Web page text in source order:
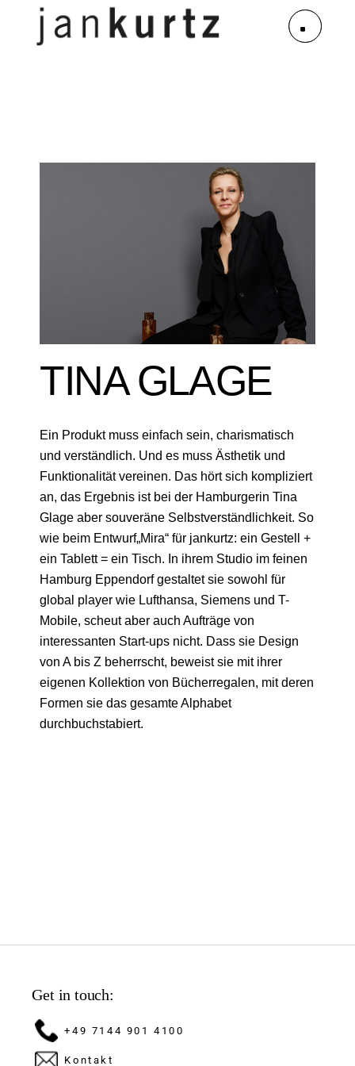
TINA GLAGE
Ein Produkt muss einfach sein, charismatisch
und verständlich. Und es muss Ästhetik und
Funktionalität vereinen. Das hört sich kompliziert
an, das Ergebnis ist bei der Hamburgerin Tina
Glage aber souveräne Selbstverständlichkeit. So
wie beim Entwurf„Mira“ für jankurtz: ein Gestell +
ein Tablett = ein Tisch. In ihrem Studio im feinen
Hamburg Eppendorf gestaltet sie sowohl für
global player wie Lufthansa, Siemens und T-
Mobile, scheut aber auch Aufträge von
interessanten Start-ups nicht. Dass sie Design
von A bis Z beherrscht, beweist sie mit ihrer
eigenen Kollektion von Bücherregalen, mit deren
Formen sie das gesamte Alphabet
durchbuchstabiert.
Get in touch:
+49 7144 901 4100
Kontakt